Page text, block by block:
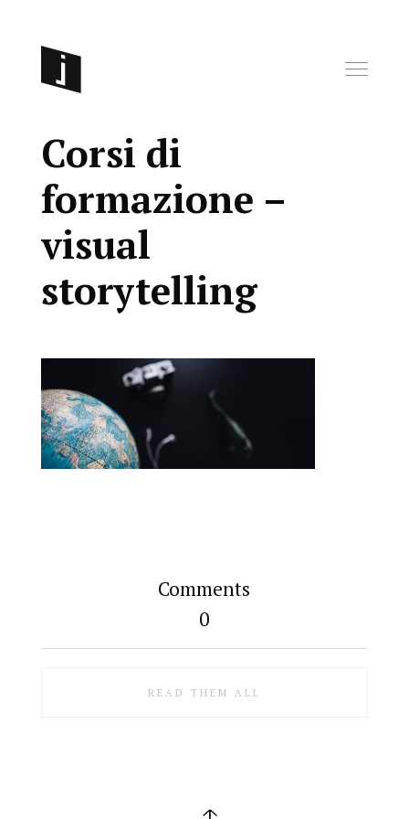
Corsi di
formazione –
visual
storytelling
0
Comments
READ THEM ALL